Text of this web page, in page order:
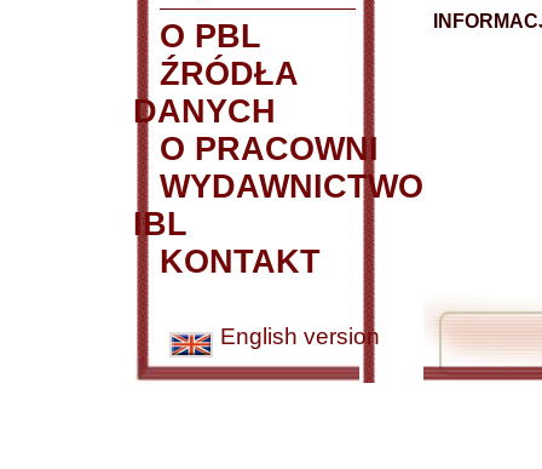
O PBL
ŹRÓDŁA
DANYCH
O PRACOWNI
WYDAWNICTWO
IBL
KONTAKT
English version